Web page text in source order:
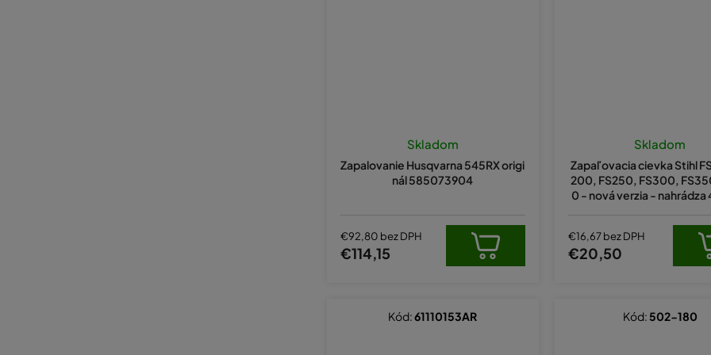
Zapalovanie Husqvarna 545RX origi
nál 585073904
Skladom
€92,80 bez DPH
€114,15
Zapaľovacia cievka Stihl
200, FS250, FS300,
0 - nová verzia - nahrádza
Skladom
€16,67 bez DPH
€20,50
Kód:61110153AR Kód: 502-180